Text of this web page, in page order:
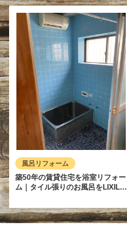
風呂リフォーム
築50年の賃貸住宅を浴室リフォー
ム｜タイル張りのお風呂をLIXIL…